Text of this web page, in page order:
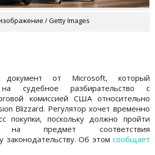
/ Getty Images
от Microsoft, который
на судебное разбирательство с
комиссией США относительно
Blizzard. Регулятор хочет временно
покупки, поскольку должно пройти
на предмет соответствия
законодательству. Об этом сообщает